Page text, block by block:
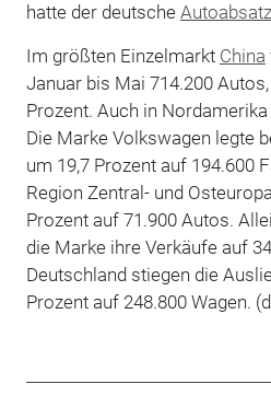
hatte der deutsche Autoabsatz
Im größten Einzelmarkt China
Januar bis Mai 714.200
Prozent. Auch in
Die Marke Volkswagen legte
um 19,7 Prozent auf 194.600
Region Zentral- und
Prozent auf 71.900 Autos.
die Marke ihre Verkäufe auf
Deutschland stiegen die
Prozent auf 248.800 Wagen.